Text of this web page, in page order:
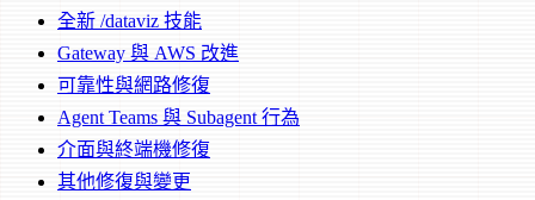
全新 /dataviz 技能
Gateway 與 AWS 改進
可靠性與網路修復
Agent Teams 與 Subagent 行為
介面與終端機修復
其他修復與變更